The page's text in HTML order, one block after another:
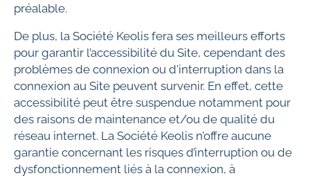
préalable.
De plus, la Société Keolis fera ses meilleurs efforts
pour garantir l’accessibilité du Site, cependant des
problèmes de connexion ou d'interruption dans la
connexion au Site peuvent survenir. En effet, cette
accessibilité peut être suspendue notamment pour
des raisons de maintenance et/ou de qualité du
réseau internet. La Société Keolis n’offre aucune
garantie concernant les risques d’interruption ou de
dysfonctionnement liés à la connexion, à